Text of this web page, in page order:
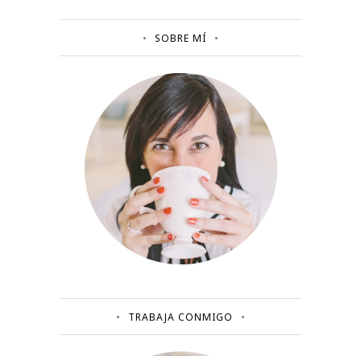
SOBRE MÍ
TRABAJA CONMIGO